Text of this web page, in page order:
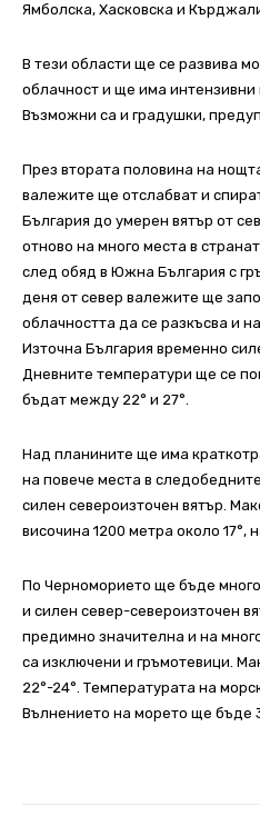
Ямболска, Хасковска и
В тези области ще се развива
облачност и ще има интензивни
Възможни са и градушки,
През втората половина на
валежите ще отслабват и
България до умерен вятър от
отново на много места в
след обяд в Южна България с
деня от север валежите ще
облачността да се разкъсва и
Източна България временно
Дневните температури ще се
бъдат между 22° и 27°.
Над планините ще има
на повече места в
силен североизточен вятър.
височина 1200 метра около 17°,
По Черноморието ще бъде
и силен север-североизточен
предимно значителна и на
са изключени и гръмотевици.
22°-24°. Температурата на
Вълнението на морето ще бъде